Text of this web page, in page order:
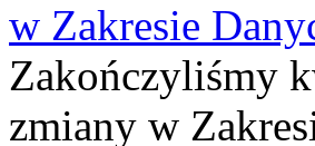
w Zakresie
Zakończyliśmy
zmiany w